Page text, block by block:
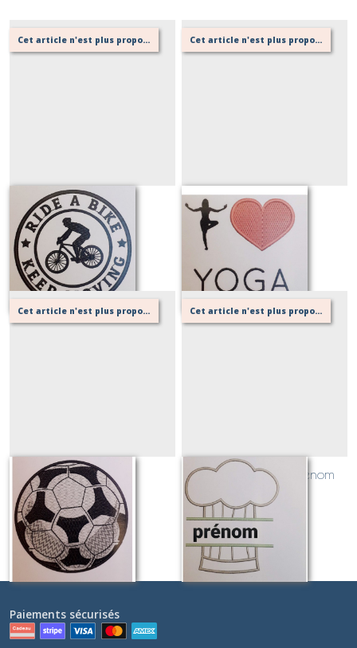
Cet article n'est plus proposé, retournez au menu principal ou contactez moi!
VTT
Sur demande
Cet article n'est plus proposé, retournez au menu principal ou contactez moi!
Yoga
Sur demande
Cet article n'est plus proposé, retournez au menu principal ou contactez moi!
Foot
Sur demande
Cet article n'est plus proposé, retournez au menu principal ou contactez moi!
Toque de chef + prénom
Sur demande
Paiements sécurisés